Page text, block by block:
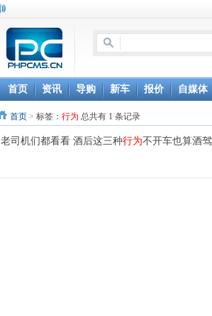
首页 资讯 导购 新车 报价 自媒体
首页 > 标签： 行为 总共有 1 条记录
老司机们都看看 酒后这三种行为不开车也算酒驾